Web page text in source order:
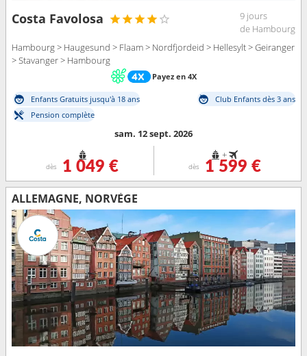
Costa Favolosa
9 jours
de Hambourg
Hambourg > Haugesund > Flaam > Nordfjordeid > Hellesylt > Geiranger
> Stavanger > Hambourg
Payez en 4X
Enfants Gratuits jusqu'à 18 ans
Club Enfants dès 3 ans
Pension complète
sam. 12 sept. 2026
dès 1 049 €
+
dès 1 599 €
ALLEMAGNE, NORVÈGE